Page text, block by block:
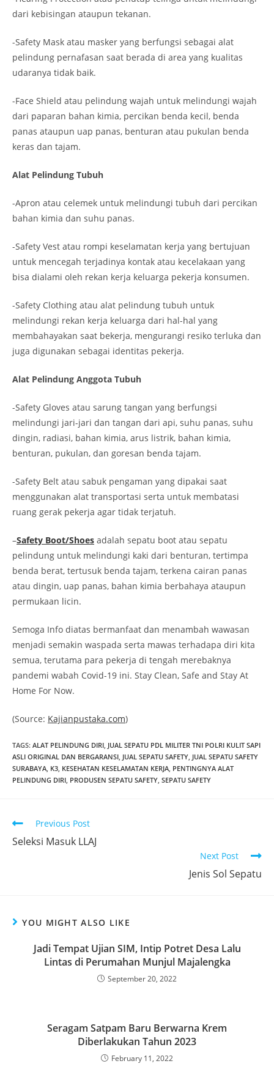
dari kebisingan ataupun tekanan.
-Safety Mask atau masker yang berfungsi sebagai alat
pelindung pernafasan saat berada di area yang kualitas
udaranya tidak baik.
-Face Shield atau pelindung wajah untuk melindungi wajah
dari paparan bahan kimia, percikan benda kecil, benda
panas ataupun uap panas, benturan atau pukulan benda
keras dan tajam.
Alat Pelindung Tubuh
-Apron atau celemek untuk melindungi tubuh dari percikan
bahan kimia dan suhu panas.
-Safety Vest atau rompi keselamatan kerja yang bertujuan
untuk mencegah terjadinya kontak atau kecelakaan yang
bisa dialami oleh rekan kerja keluarga pekerja konsumen.
-Safety Clothing atau alat pelindung tubuh untuk
melindungi rekan kerja keluarga dari hal-hal yang
membahayakan saat bekerja, mengurangi resiko terluka dan
juga digunakan sebagai identitas pekerja.
Alat Pelindung Anggota Tubuh
-Safety Gloves atau sarung tangan yang berfungsi
melindungi jari-jari dan tangan dari api, suhu panas, suhu
dingin, radiasi, bahan kimia, arus listrik, bahan kimia,
benturan, pukulan, dan goresan benda tajam.
-Safety Belt atau sabuk pengaman yang dipakai saat
menggunakan alat transportasi serta untuk membatasi
ruang gerak pekerja agar tidak terjatuh.
–Safety Boot/Shoes adalah sepatu boot atau sepatu
pelindung untuk melindungi kaki dari benturan, tertimpa
benda berat, tertusuk benda tajam, terkena cairan panas
atau dingin, uap panas, bahan kimia berbahaya ataupun
permukaan licin.
Semoga Info diatas bermanfaat dan menambah wawasan
menjadi semakin waspada serta mawas terhadapa diri kita
semua, terutama para pekerja di tengah merebaknya
pandemi wabah Covid-19 ini. Stay Clean, Safe and Stay At
Home For Now.
(Source: Kajianpustaka.com)
TAGS: ALAT PELINDUNG DIRI JUAL SEPATU PDL MILITER TNI POLRI KULIT SAPI
ASLI ORIGINAL DAN BERGARANSI JUAL SEPATU SAFETY JUAL SEPATU SAFETY
SURABAYA K3 KESEHATAN KESELAMATAN KERJA PENTINGNYA ALAT
PELINDUNG DIRI PRODUSEN SEPATU SAFETY SEPATU SAFETY
Read
more
articles
Previous Post
Seleksi Masuk LLAJ
Next Post
Jenis Sol Sepatu
YOU MIGHT ALSO LIKE
Jadi Tempat Ujian SIM, Intip Potret Desa Lalu
Lintas di Perumahan Munjul Majalengka
September 20, 2022
Seragam Satpam Baru Berwarna Krem
Diberlakukan Tahun 2023
February 11, 2022